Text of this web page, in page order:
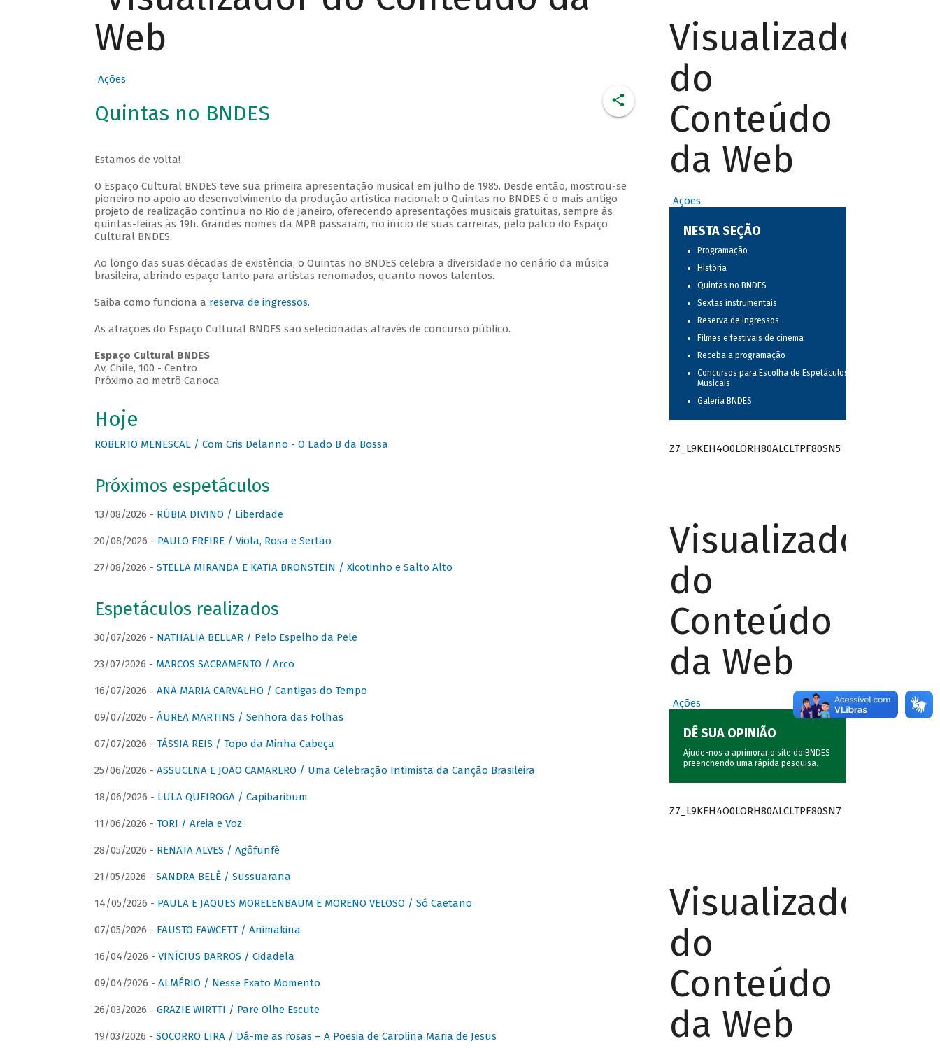
Web
Ações
Quintas no BNDES
Estamos de volta!
O Espaço Cultural BNDES teve sua primeira apresentação musical em julho de 1985. Desde então, mostrou-se
pioneiro no apoio ao desenvolvimento da produção artística nacional: o Quintas no BNDES é o mais antigo
projeto de realização contínua no Rio de Janeiro, oferecendo apresentações musicais gratuitas, sempre às
quintas-feiras às 19h. Grandes nomes da MPB passaram, no início de suas carreiras, pelo palco do Espaço
Cultural BNDES.
Ao longo das suas décadas de existência, o Quintas no BNDES celebra a diversidade no cenário da música
brasileira, abrindo espaço tanto para artistas renomados, quanto novos talentos.
Saiba como funciona a reserva de ingressos.
As atrações do Espaço Cultural BNDES são selecionadas através de concurso público.
Espaço Cultural BNDES
Av, Chile, 100 - Centro
Próximo ao metrô Carioca
Hoje
ROBERTO MENESCAL / Com Cris Delanno - O Lado B da Bossa
Próximos espetáculos
13/08/2026 - RÚBIA DIVINO / Liberdade
20/08/2026 - PAULO FREIRE / Viola, Rosa e Sertão
27/08/2026 - STELLA MIRANDA E KATIA BRONSTEIN / Xicotinho e Salto Alto
Espetáculos realizados
30/07/2026 - NATHALIA BELLAR / Pelo Espelho da Pele
23/07/2026 - MARCOS SACRAMENTO / Arco
16/07/2026 - ANA MARIA CARVALHO / Cantigas do Tempo
09/07/2026 - ÁUREA MARTINS / Senhora das Folhas
07/07/2026 - TÁSSIA REIS / Topo da Minha Cabeça
25/06/2026 - ASSUCENA E JOÃO CAMARERO / Uma Celebração Intimista da Canção Brasileira
18/06/2026 - LULA QUEIROGA / Capibaribum
11/06/2026 - TORI / Areia e Voz
28/05/2026 - RENATA ALVES / Agôfunfè
21/05/2026 - SANDRA BELÊ / Sussuarana
14/05/2026 - PAULA E JAQUES MORELENBAUM E MORENO VELOSO / Só Caetano
07/05/2026 - FAUSTO FAWCETT / Animakina
16/04/2026 - VINÍCIUS BARROS / Cidadela
09/04/2026 - ALMÉRIO / Nesse Exato Momento
26/03/2026 - GRAZIE WIRTTI / Pare Olhe Escute
19/03/2026 - SOCORRO LIRA / Dá-me as rosas – A Poesia de Carolina Maria de Jesus
Visualizador
do
Conteúdo
da Web
Ações
NESTA SEÇÃO
Programação
História
Quintas no BNDES
Sextas instrumentais
Reserva de ingressos
Filmes e festivais de cinema
Receba a programação
Concursos para Escolha de Espetáculos
Musicais
Galeria BNDES
Z7_L9KEH4O0LORH80ALCLTPF80SN5
Visualizador
do
Conteúdo
da Web
Ações
DÊ SUA OPINIÃO
Ajude-nos a aprimorar o site do BNDES
preenchendo uma rápida pesquisa.
Z7_L9KEH4O0LORH80ALCLTPF80SN7
Visualizador
do
Conteúdo
da Web